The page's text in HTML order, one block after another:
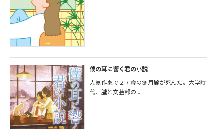
僕の耳に響く君の小説
人気作家で２７歳の冬月朧が死んだ。大学時
代、朧と文芸部の...